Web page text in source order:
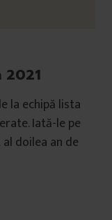
2021
la echipă lista
Iată-le pe
doilea an de